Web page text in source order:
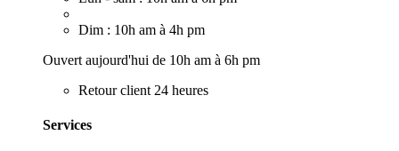
Dim : 10h am à 4h pm
Ouvert aujourd'hui de 10h am à 6h pm
Retour client 24 heures
Services